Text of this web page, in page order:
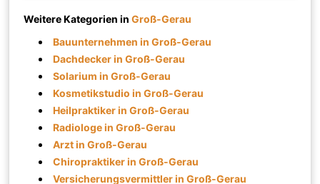
Weitere Kategorien inGroß-Gerau
Bauunternehmen in Groß-Gerau
Dachdecker in Groß-Gerau
Solarium in Groß-Gerau
Kosmetikstudio in Groß-Gerau
Heilpraktiker in Groß-Gerau
Radiologe in Groß-Gerau
Arzt in Groß-Gerau
Chiropraktiker in Groß-Gerau
Versicherungsvermittler in Groß-Gerau